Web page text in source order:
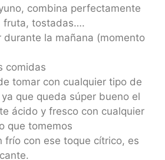
combina perfectamente
fruta, tostadas….
durante la mañana (momento
comidas
tomar con cualquier tipo de
que queda súper bueno el
ácido y fresco con cualquier
que tomemos
frío con ese toque cítrico, es